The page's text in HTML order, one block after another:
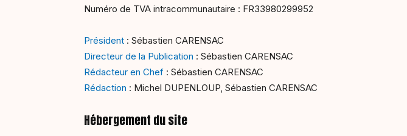
Numéro de TVA intracommunautaire : FR33980299952
Président : Sébastien CARENSAC
Directeur de la Publication : Sébastien CARENSAC
Rédacteur en Chef : Sébastien CARENSAC
Rédaction : Michel DUPENLOUP, Sébastien CARENSAC
Hébergement du site